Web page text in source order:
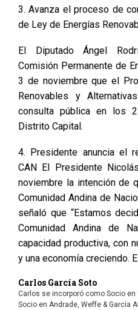
3. Avanza el proceso de
de Ley de Energías
El Diputado Ángel
Comisión Permanente de
3 de noviembre que el
Renovables y
consulta pública en los
Distrito Capital.
4. Presidente anuncia el
CAN El Presidente
noviembre la intención de
Comunidad Andina de
señaló que “Estamos
Comunidad Andina de
capacidad productiva, con
y una economía creciendo.
Carlos García Soto
Carlos se incorporó como Socio en
Socio en Andrade, Weffe & García